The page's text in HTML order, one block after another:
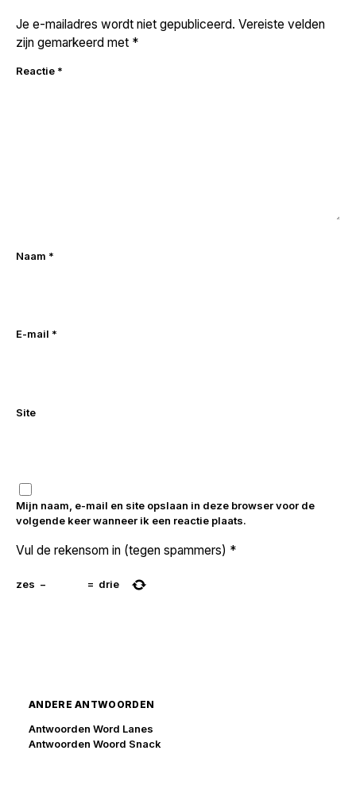
Je e-mailadres wordt niet gepubliceerd. Vereiste velden
zijn gemarkeerd met *
Reactie *
Naam *
E-mail *
Site
Mijn naam, e-mail en site opslaan in deze browser voor de
volgende keer wanneer ik een reactie plaats.
Vul de rekensom in (tegen spammers) *
zes − = drie
ANDERE ANTWOORDEN
Antwoorden Word Lanes
Antwoorden Woord Snack